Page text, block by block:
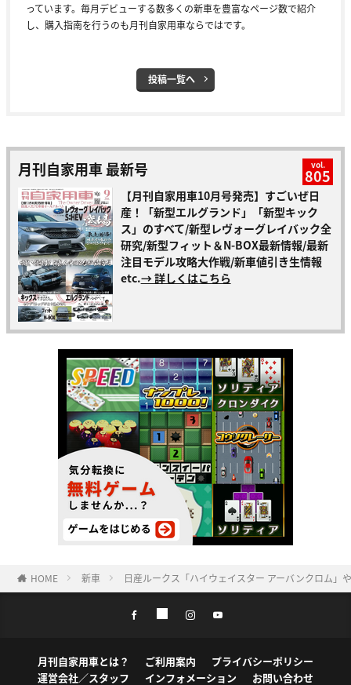
っています。毎月デビューする数多くの新車を豊富なページ数で紹介
し、購入指南を行うのも月刊自家用車ならではです。
投稿一覧へ
月刊自家用車 最新号 vol.
805
【月刊自家用車10月号発売】すごいぜ日
産！「新型エルグランド」「新型キック
ス」のすべて/新型レヴォーグレイバック全
研究/新型フィット＆N-BOX最新情報/最新
注目モデル攻略大作戦/新車値引き生情報
etc.→ 詳しくはこちら
HOME 新車 日産ルークス「ハイウェイスター アーバンクロム」
月刊自家用車とは？ ご利用案内
プライバシーポリシー
運営会社／スタッフ
インフォメーション お問い合わせ